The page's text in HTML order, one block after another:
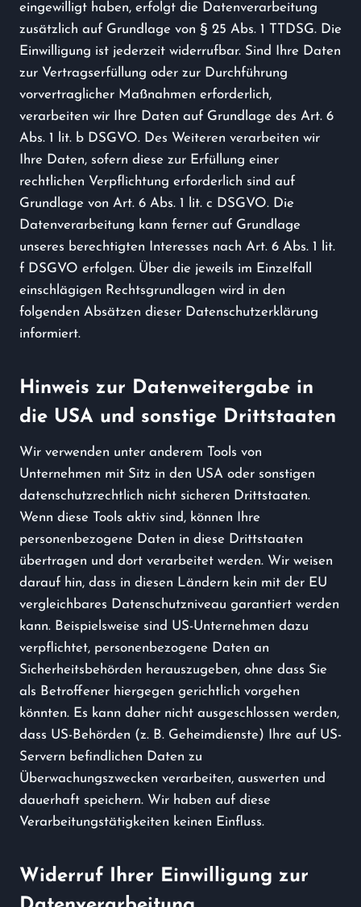
eingewilligt haben, erfolgt die Datenverarbeitung
zusätzlich auf Grundlage von § 25 Abs. 1 TTDSG. Die
Einwilligung ist jederzeit widerrufbar. Sind Ihre Daten
zur Vertragserfüllung oder zur Durchführung
vorvertraglicher Maßnahmen erforderlich,
verarbeiten wir Ihre Daten auf Grundlage des Art. 6
Abs. 1 lit. b DSGVO. Des Weiteren verarbeiten wir
Ihre Daten, sofern diese zur Erfüllung einer
rechtlichen Verpflichtung erforderlich sind auf
Grundlage von Art. 6 Abs. 1 lit. c DSGVO. Die
Datenverarbeitung kann ferner auf Grundlage
unseres berechtigten Interesses nach Art. 6 Abs. 1 lit.
f DSGVO erfolgen. Über die jeweils im Einzelfall
einschlägigen Rechtsgrundlagen wird in den
folgenden Absätzen dieser Datenschutzerklärung
informiert.
Hinweis zur Datenweitergabe in
die USA und sonstige Drittstaaten
Wir verwenden unter anderem Tools von
Unternehmen mit Sitz in den USA oder sonstigen
datenschutzrechtlich nicht sicheren Drittstaaten.
Wenn diese Tools aktiv sind, können Ihre
personenbezogene Daten in diese Drittstaaten
übertragen und dort verarbeitet werden. Wir weisen
darauf hin, dass in diesen Ländern kein mit der EU
vergleichbares Datenschutzniveau garantiert werden
kann. Beispielsweise sind US-Unternehmen dazu
verpflichtet, personenbezogene Daten an
Sicherheitsbehörden herauszugeben, ohne dass Sie
als Betroffener hiergegen gerichtlich vorgehen
könnten. Es kann daher nicht ausgeschlossen werden,
dass US-Behörden (z. B. Geheimdienste) Ihre auf US-
Servern befindlichen Daten zu
Überwachungszwecken verarbeiten, auswerten und
dauerhaft speichern. Wir haben auf diese
Verarbeitungstätigkeiten keinen Einfluss.
Widerruf Ihrer Einwilligung zur